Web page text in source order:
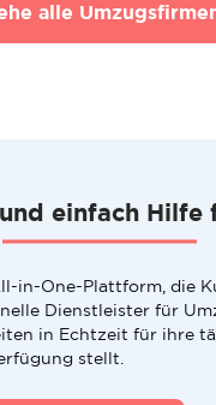
alle
einfach Hilfe
in-One-Plattform, die
Dienstleister für
in Echtzeit für ihre
stellt.